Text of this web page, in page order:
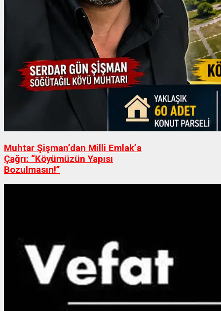
Muhtar Şişman’dan Milli Emlak’a
Çağrı: “Köyümüzün Yapısı
Bozulmasın!”